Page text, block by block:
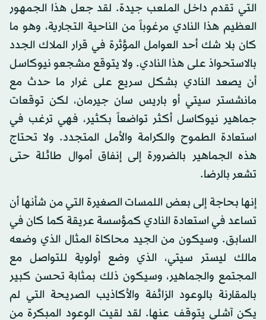
التي تقدم داخل الملعب جيدة. لقد جعل هذا الجمهور
العظيم هذا النادي مرغوباً من الناحية التجارية، وهو ما
كان بلا شك أحد العوامل المؤثرة في قرار الملاك الجدد
بالاستحواذ على هذا النادي. ولا يتوقع مشجعو نيوكاسل
أن يصعد النادي بشكل سريع على غرار ما حدث مع
مانشستر سيتي أو باريس سان جيرمان، لكن توقعات
جماهير نيوكاسل أكثر تواضعاً بكثير، فهي ترغب في
استعادة الطموح والكرامة والأمل المتجدد. ولا تحتاج
هذه الجماهير بالضرورة إلى إنفاق أموال طائلة حتى
تشعر بالرضا.
إنها بحاجة إلى بعض اللمسات الصغيرة التي من شأنها أن
تساعد في استعادة النادي كمؤسسة عريقة كما كان في
السابق. وسيكون من الجيد محاكاة المثال الذي وضعه
مالك ليستر سيتي، الذي وضع أولوية للتواصل مع
المجتمع والجماهير، وسيكون ذلك بمثابة تحسن كبير
بالمقارنة بالوعود الزائفة والأكاذيب الصريحة التي لم
يكن آشلي يتوقف عنها. لقد لقيت الوعود المبكرة من